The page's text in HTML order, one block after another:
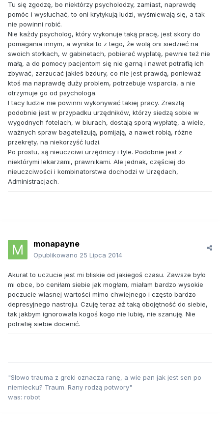
Tu się zgodzę, bo niektórzy psycholodzy, zamiast, naprawdę
pomóc i wysłuchać, to oni krytykują ludzi, wyśmiewają się, a tak
nie powinni robić.
Nie każdy psycholog, który wykonuje taką pracę, jest skory do
pomagania innym, a wynika to z tego, że wolą oni siedzieć na
swoich stołkach, w gabinetach, pobierać wypłatę, pewnie też nie
małą, a do pomocy pacjentom się nie garną i nawet potrafią ich
zbywać, zarzucać jakieś bzdury, co nie jest prawdą, ponieważ
ktoś ma naprawdę duży problem, potrzebuje wsparcia, a nie
otrzymuje go od psychologa.
I tacy ludzie nie powinni wykonywać takiej pracy. Zresztą
podobnie jest w przypadku urzędników, którzy siedzą sobie w
wygodnych fotelach, w biurach, dostają sporą wypłatę, a wiele,
ważnych spraw bagatelizują, pomijają, a nawet robią, różne
przekręty, na niekorzyść ludzi.
Po prostu, są nieuczciwi urzędnicy i tyle. Podobnie jest z
niektórymi lekarzami, prawnikami. Ale jednak, częściej do
nieuczciwości i kombinatorstwa dochodzi w Urzędach,
Administracjach.
monapayne
Opublikowano 25 Lipca 2014
Akurat to uczucie jest mi bliskie od jakiegoś czasu. Zawsze było
mi obce, bo ceniłam siebie jak mogłam, miałam bardzo wysokie
poczucie wlasnej wartości mimo chwiejnego i często bardzo
depresyjnego nastroju. Czuję teraz aż taką obojętność do siebie,
tak jakbym ignorowała kogoś kogo nie lubię, nie szanuję. Nie
potrafię siebie docenić.
"Słowo trauma z greki oznacza ranę, a wie pan jak jest sen po
niemiecku? Traum. Rany rodzą potwory"
was: robot